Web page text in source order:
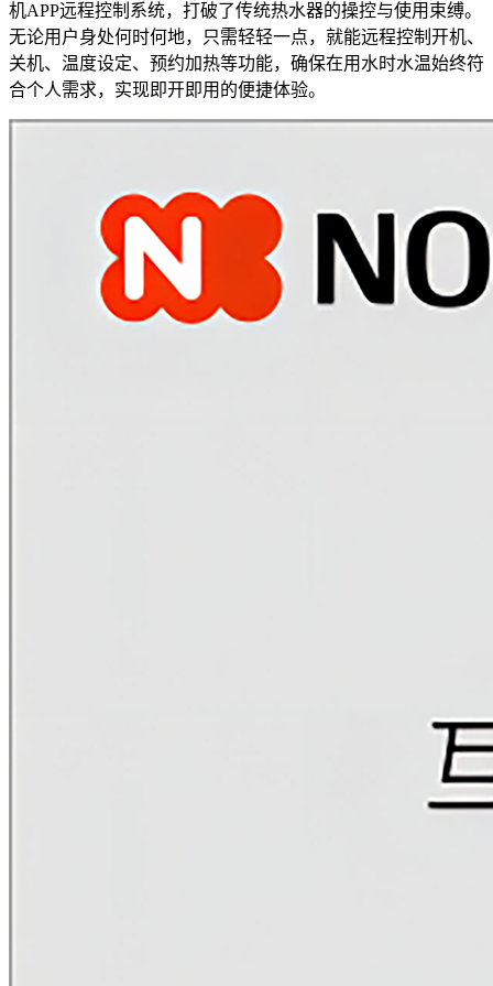
机APP远程控制系统，打破了传统热水器的操控与使用束缚。
无论用户身处何时何地，只需轻轻一点，就能远程控制开机、
关机、温度设定、预约加热等功能，确保在用水时水温始终符
合个人需求，实现即开即用的便捷体验。